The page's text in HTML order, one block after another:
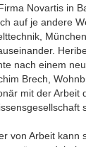
Novartis in
auf je andere
nach einem
Brech,
mit der Arbeit
von Arbeit kann